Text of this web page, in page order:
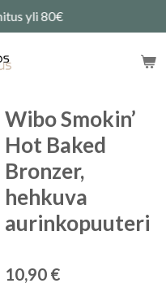
yli 80€
Wibo Smokin’
Hot Baked
Bronzer,
hehkuva
aurinkopuuteri
10,90 €